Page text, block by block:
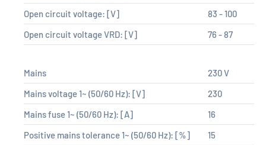
Open circuit voltage: [V]
83 - 100
Open circuit voltage VRD: [V] 76 - 87
Mains
230 V
Mains voltage 1~ (50/60 Hz): [V]
230
Mains fuse 1~ (50/60 Hz): [A]
16
Positive mains tolerance 1~ (50/60 Hz): [%]
15